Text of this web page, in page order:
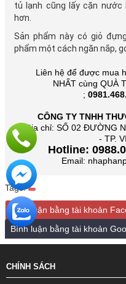
tủ lạnh cũng lấy cặn
hơn.
Sản phẩm này có giỏ
phẩm một cách ngăn nắp,
Liên hệ để được mua
NHẤT cùng QUÀ
;
CÔNG TY TNHH
Địa chỉ: SỐ 02 ĐƯỜNG
- TP.
Hotline:
Email:
Tags:
Bình luận bằng tài khoản
Bình luận bằng tài khoản
CHÍNH SÁCH